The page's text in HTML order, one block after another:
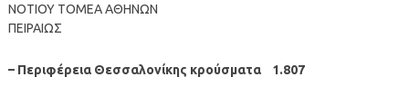
ΝΟΤΙΟΥ ΤΟΜΕΑ ΑΘΗΝΩΝ
ΠΕΙΡΑΙΩΣ
– Περιφέρεια Θεσσαλονίκης κρούσματα 1.807